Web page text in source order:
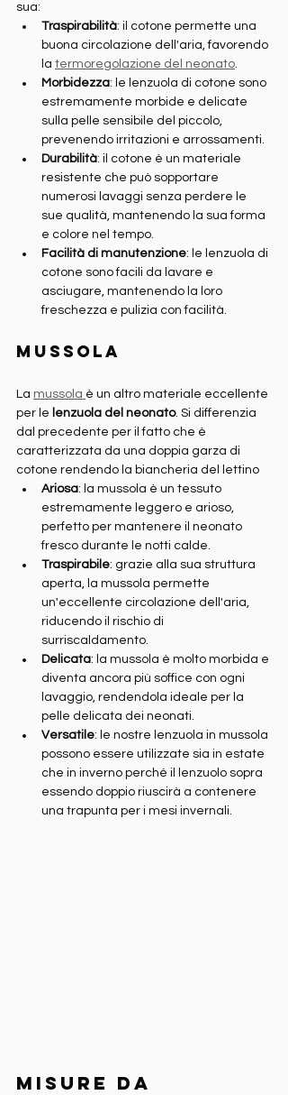
sua:
Traspirabilità: il cotone permette una
buona circolazione dell'aria, favorendo
la termoregolazione del neonato.
Morbidezza: le lenzuola di cotone sono
estremamente morbide e delicate
sulla pelle sensibile del piccolo,
prevenendo irritazioni e arrossamenti.
Durabilità: il cotone è un materiale
resistente che può sopportare
numerosi lavaggi senza perdere le
sue qualità, mantenendo la sua forma
e colore nel tempo.
Facilità di manutenzione: le lenzuola di
cotone sono facili da lavare e
asciugare, mantenendo la loro
freschezza e pulizia con facilità.
Mussola
La mussola è un altro materiale eccellente
per le lenzuola del neonato. Si differenzia
dal precedente per il fatto che è
caratterizzata da una doppia garza di
cotone rendendo la biancheria del lettino
Ariosa: la mussola è un tessuto
estremamente leggero e arioso,
perfetto per mantenere il neonato
fresco durante le notti calde.
Traspirabile: grazie alla sua struttura
aperta, la mussola permette
un'eccellente circolazione dell'aria,
riducendo il rischio di
surriscaldamento.
Delicata: la mussola è molto morbida e
diventa ancora più soffice con ogni
lavaggio, rendendola ideale per la
pelle delicata dei neonati.
Versatile: le nostre lenzuola in mussola
possono essere utilizzate sia in estate
che in inverno perché il lenzuolo sopra
essendo doppio riuscirà a contenere
una trapunta per i mesi invernali.
Misure da